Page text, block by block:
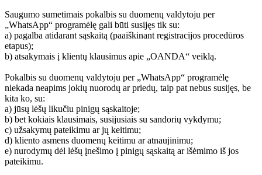
Saugumo sumetimais pokalbis su duomenų valdytoju per
„WhatsApp“ programėlę gali būti susijęs tik su:
a) pagalba atidarant sąskaitą (paaiškinant registracijos procedūros
etapus);
b) atsakymais į klientų klausimus apie „OANDA“ veiklą.
Pokalbis su duomenų valdytoju per „WhatsApp“ programėlę
niekada neapims jokių nuorodų ar priedų, taip pat nebus susijęs, be
kita ko, su:
a) jūsų lėšų likučiu pinigų sąskaitoje;
b) bet kokiais klausimais, susijusiais su sandorių vykdymu;
c) užsakymų pateikimu ar jų keitimu;
d) kliento asmens duomenų keitimu ar atnaujinimu;
e) nurodymų dėl lėšų įnešimo į pinigų sąskaitą ar išėmimo iš jos
pateikimu.